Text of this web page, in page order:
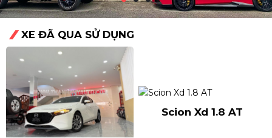
XE ĐÃ QUA SỬ DỤNG
Scion Xd 1.8 AT